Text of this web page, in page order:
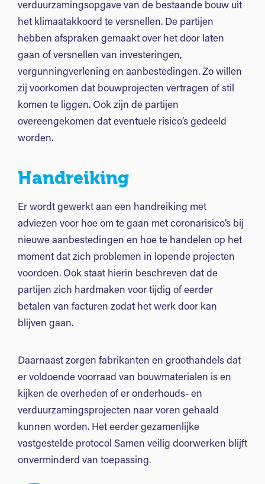
verduurzamingsopgave van de bestaande bouw uit
het klimaatakkoord te versnellen. De partijen
hebben afspraken gemaakt over het door laten
gaan of versnellen van investeringen,
vergunningverlening en aanbestedingen. Zo willen
zij voorkomen dat bouwprojecten vertragen of stil
komen te liggen. Ook zijn de partijen
overeengekomen dat eventuele risico’s gedeeld
worden.
Handreiking
Er wordt gewerkt aan een handreiking met
adviezen voor hoe om te gaan met coronarisico’s bij
nieuwe aanbestedingen en hoe te handelen op het
moment dat zich problemen in lopende projecten
voordoen. Ook staat hierin beschreven dat de
partijen zich hardmaken voor tijdig of eerder
betalen van facturen zodat het werk door kan
blijven gaan.
Daarnaast zorgen fabrikanten en groothandels dat
er voldoende voorraad van bouwmaterialen is en
kijken de overheden of er onderhouds- en
verduurzamingsprojecten naar voren gehaald
kunnen worden. Het eerder gezamenlijke
vastgestelde protocol Samen veilig doorwerken blijft
onverminderd van toepassing.